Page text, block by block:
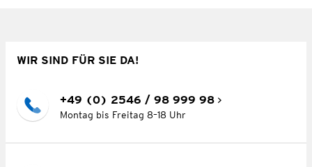
WIR SIND FÜR SIE DA!
+49 (0) 2546 / 98 999 98
Montag bis Freitag 8–18 Uhr